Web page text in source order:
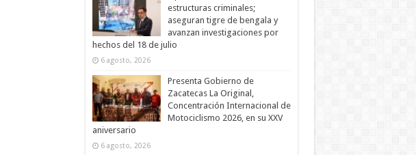
estructuras criminales;
aseguran tigre de bengala y
avanzan investigaciones por
hechos del 18 de julio
6 agosto, 2026
Presenta Gobierno de
Zacatecas La Original,
Concentración Internacional de
Motociclismo 2026, en su XXV
aniversario
6 agosto, 2026